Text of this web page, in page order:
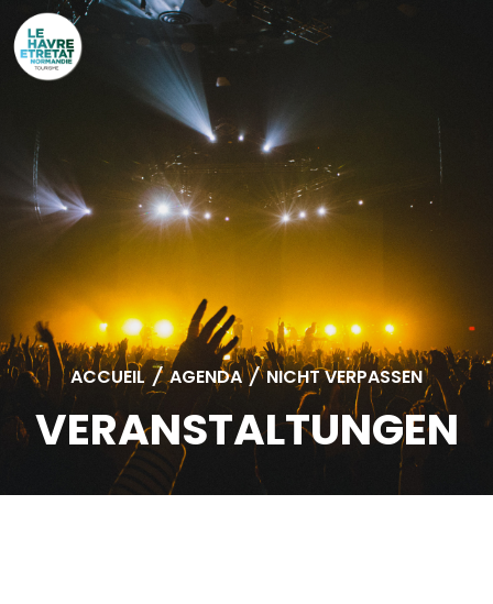
ACCUEIL / AGENDA / NICHT VERPASSEN
VERANSTALTUNGEN
Cookies management panel